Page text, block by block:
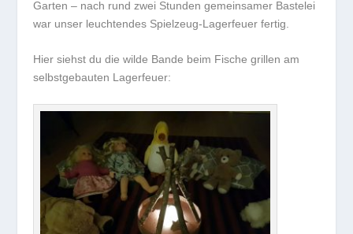
Garten – nach rund zwei Stunden gemeinsamer Bastelei
war unser leuchtendes Spielzeug-Lagerfeuer fertig.
Hier siehst du die wilde Bande beim Fische grillen am
selbstgebauten Lagerfeuer: